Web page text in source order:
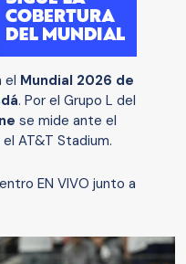
el Mundial 2026 de
. Por el Grupo L del
se mide ante el
el AT&T Stadium.
EN VIVO junto a